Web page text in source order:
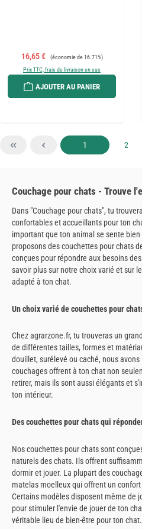
Prix de vente :
16,65 € Prix régulier :
(économie de 16.71%)
Prix TTC, frais de livraison en sus
AJOUTER AU PANIER
Page
1 Page
2
Couchage pour chats - Trouve
Dans "Couchage pour chats", tu
confortables et accueillants pour ton
important que ton animal se sente
proposons des couchettes pour chats
conçues pour répondre aux besoins
savoir plus sur notre choix varié et sur
adapté à ton chat.
Un choix varié de couchettes pour
Chez agrarzone.fr, tu trouveras un
de différentes tailles, formes et
douillet, surélevé ou caché, nous
couchages offrent à ton chat non
retirer, mais ils sont aussi élégants et
ton intérieur.
Des couchettes pour chats qui
Nos couchettes pour chats sont
naturels des chats. Ils offrent
dormir et jouer. La plupart des
matelas moelleux qui offrent un
Certains modèles disposent même de
pour stimuler l'envie de jouer de ton
véritable lieu de bien-être pour ton chat.